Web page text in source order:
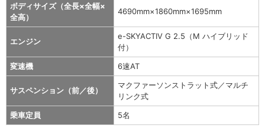
ボディサイズ（全長×全幅×
全高）
4690mm×1860mm×1695mm
エンジン
e-SKYACTIV G 2.5（M ハイブリッド
付）
変速機
6速AT
サスペンション（前／後）
マクファーソンストラット式／マルチ
リンク式
乗車定員
5名